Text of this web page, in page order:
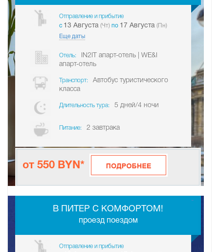
Отправление и прибытие
c 13 Августа (Чт) по 17 Августа (Пн)
Еще даты
Отель:
IN2IT апарт-отель | WE&I
апарт-отель
Транспорт:
Автобус туристического
класса
Длительность тура: 5 дней/4 ночи
Питание: 2 завтрака
от 550 BYN*
В ПИТЕР С КОМФОРТОМ!
проезд поездом
Отправление и прибытие
-